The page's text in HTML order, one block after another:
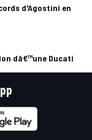
d'Agostini en
dâ€™une Ducati